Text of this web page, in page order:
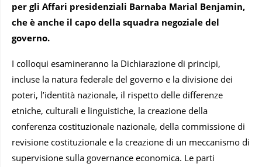
per gli Affari presidenziali Barnaba Marial Benjamin,
che è anche il capo della squadra negoziale del
governo.
I colloqui esamineranno la Dichiarazione di principi,
incluse la natura federale del governo e la divisione dei
poteri, l’identità nazionale, il rispetto delle differenze
etniche, culturali e linguistiche, la creazione della
conferenza costituzionale nazionale, della commissione di
revisione costituzionale e la creazione di un meccanismo di
supervisione sulla governance economica. Le parti